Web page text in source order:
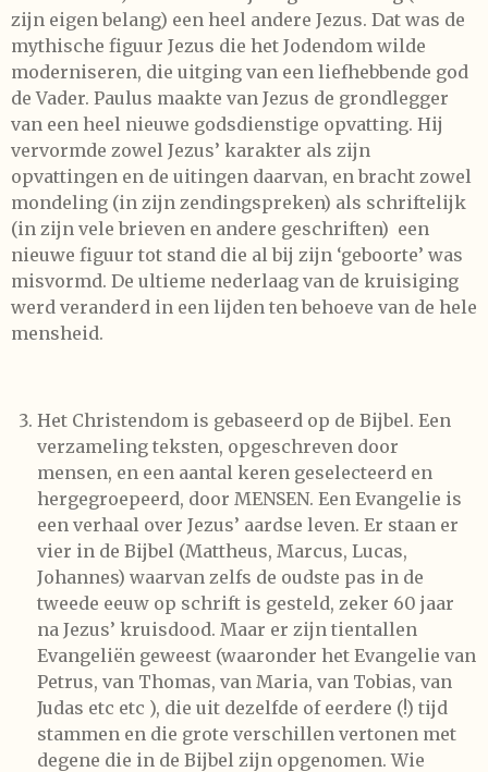
zijn eigen belang) een heel andere Jezus. Dat was de
mythische figuur Jezus die het Jodendom wilde
moderniseren, die uitging van een liefhebbende god
de Vader. Paulus maakte van Jezus de grondlegger
van een heel nieuwe godsdienstige opvatting. Hij
vervormde zowel Jezus’ karakter als zijn
opvattingen en de uitingen daarvan, en bracht zowel
mondeling (in zijn zendingspreken) als schriftelijk
(in zijn vele brieven en andere geschriften) een
nieuwe figuur tot stand die al bij zijn ‘geboorte’ was
misvormd. De ultieme nederlaag van de kruisiging
werd veranderd in een lijden ten behoeve van de hele
mensheid.
Het Christendom is gebaseerd op de Bijbel. Een
verzameling teksten, opgeschreven door
mensen, en een aantal keren geselecteerd en
hergegroepeerd, door MENSEN. Een Evangelie is
een verhaal over Jezus’ aardse leven. Er staan er
vier in de Bijbel (Mattheus, Marcus, Lucas,
Johannes) waarvan zelfs de oudste pas in de
tweede eeuw op schrift is gesteld, zeker 60 jaar
na Jezus’ kruisdood. Maar er zijn tientallen
Evangeliën geweest (waaronder het Evangelie van
Petrus, van Thomas, van Maria, van Tobias, van
Judas etc etc ), die uit dezelfde of eerdere (!) tijd
stammen en die grote verschillen vertonen met
degene die in de Bijbel zijn opgenomen. Wie